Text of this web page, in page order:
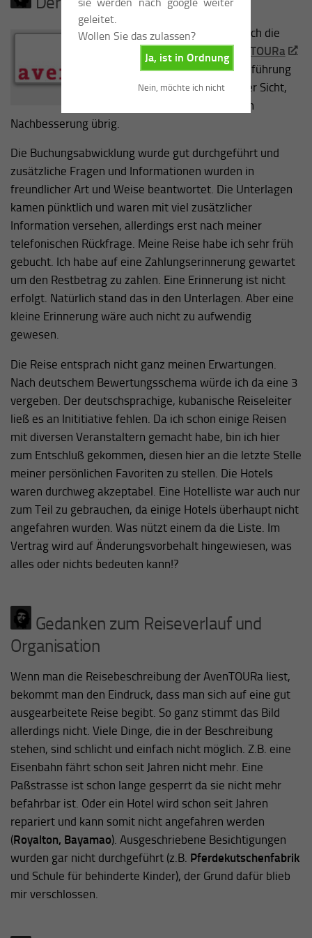
geleitet.
Wollen Sie das zulassen?
Ja, ist in Ordnung
Nein, möchte ich nicht
Gebucht habe ich die
Reise beiAvenTOURa
.
Die Reisedurchführung
ließ, aus meiner Sicht,
noch einiges an
Nachbesserung übrig.
Die Buchungsabwicklung wurde gut durchgeführt und
zusätzliche Fragen und Informationen wurden in
freundlicher Art und Weise beantwortet. Die Unterlagen
kamen pünktlich und waren mit viel zusätzlicher
Information versehen, allerdings erst nach meiner
telefonischen Rückfrage. Meine Reise habe ich sehr früh
gebucht. Ich habe auf eine Zahlungserinnerung gewartet
um den Restbetrag zu zahlen. Eine Erinnerung ist nicht
erfolgt. Natürlich stand das in den Unterlagen. Aber eine
kleine Erinnerung wäre auch nicht zu aufwendig
gewesen.
Die Reise entsprach nicht ganz meinen Erwartungen.
Nach deutschem Bewertungsschema würde ich da eine 3
vergeben. Der deutschsprachige, kubanische Reiseleiter
ließ es an Inititiative fehlen. Da ich schon einige Reisen
mit diversen Veranstaltern gemacht habe, bin ich hier
zum Entschluß gekommen, diesen hier an die letzte Stelle
meiner persönlichen Favoriten zu stellen. Die Hotels
waren durchweg akzeptabel. Eine Hotelliste war auch nur
zum Teil zu gebrauchen, da einige Hotels überhaupt nicht
angefahren wurden. Was nützt einem da die Liste. Im
Vertrag wird auf Änderungsvorbehalt hingewiesen, was
alles oder nichts bedeuten kann!?
Gedanken zum Reiseverlauf und
Organisation
Wenn man die Reisebeschreibung der AvenTOURa liest,
bekommt man den Eindruck, dass man sich auf eine gut
ausgearbeitete Reise begibt. So ganz stimmt das Bild
allerdings nicht. Viele Dinge, die in der Beschreibung
stehen, sind schlicht und einfach nicht möglich. Z.B. eine
Eisenbahn fährt schon seit Jahren nicht mehr. Eine
Paßstrasse ist schon lange gesperrt da sie nicht mehr
befahrbar ist. Oder ein Hotel wird schon seit Jahren
repariert und kann somit nicht angefahren werden
(Royalton, Bayamao). Ausgeschriebene Besichtigungen
wurden gar nicht durchgeführt (z.B. Pferdekutschenfabrik
und Schule für behinderte Kinder), der Grund dafür blieb
mir verschlossen.